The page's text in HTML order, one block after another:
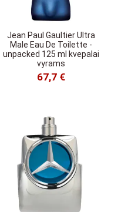
Jean Paul Gaultier Ultra
Male Eau De Toilette -
unpacked 125 ml kvepalai
vyrams
67,7 €